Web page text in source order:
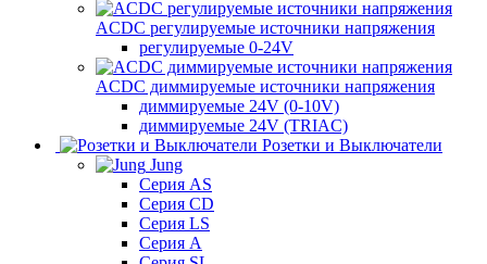
ACDC регулируемые источники напряжения
регулируемые 0-24V
ACDC диммируемые источники напряжения
диммируемые 24V (0-10V)
диммируемые 24V (TRIAC)
Розетки и Выключатели
Jung
Серия AS
Серия CD
Серия LS
Серия A